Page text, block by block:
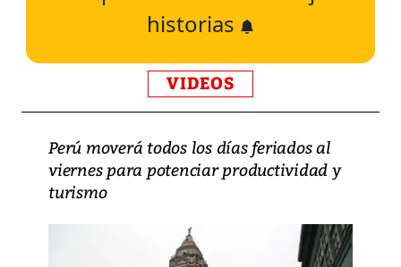
historias
VIDEOS
Perú moverá todos los días feriados al
viernes para potenciar productividad y
turismo